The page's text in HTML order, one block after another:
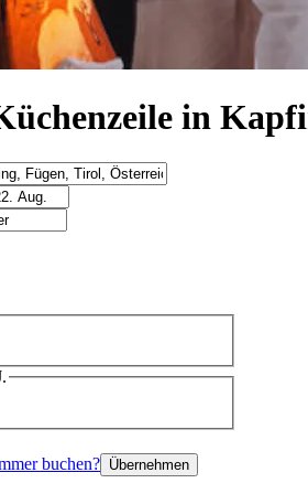
in
buchen? Übernehmen